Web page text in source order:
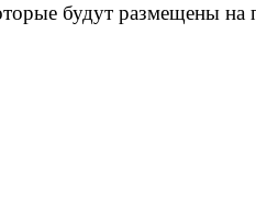
будут размещены на